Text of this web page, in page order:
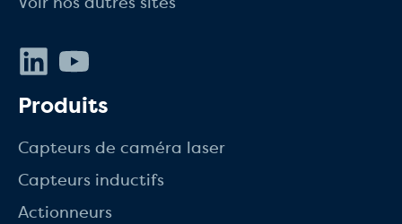
LinkedIn
Produits
Capteurs de caméra laser
Capteurs inductifs
Actionneurs